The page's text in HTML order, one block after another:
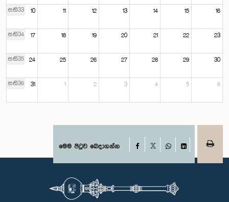
සති33 10 11 12 13 14 15 16
සති34 17 18 19 20 21 22 23
සති35 24 25 26 27 28 29 30
සති36 31 1 2 3 4 5 6
මෙම පිටුව බෙදාගන්න Facebook